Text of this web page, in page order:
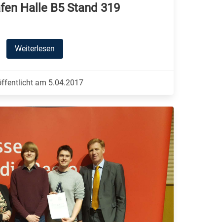
Halle B5 Stand 319
Weiterlesen
am 5.04.2017